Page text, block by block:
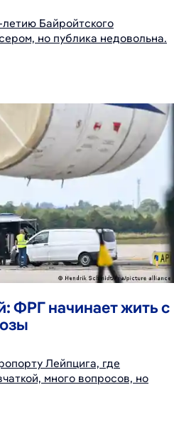
Байройтского
но публика недовольна.
ФРГ начинает жить с
Лейпцига, где
много вопросов, но